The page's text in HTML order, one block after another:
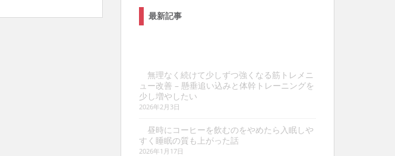
最新記事
無理なく続けて少しずつ強くなる筋トレメニ
ュー改善 – 懸垂追い込みと体幹トレーニングを
少し増やしたい
2026年2月3日
昼時にコーヒーを飲むのをやめたら入眠しや
すく睡眠の質も上がった話
2026年1月17日